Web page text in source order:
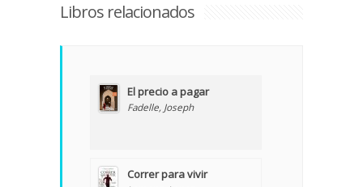
Libros relacionados
El precio a pagar
Fadelle, Joseph
Correr para vivir